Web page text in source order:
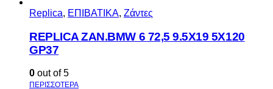
Replica, ΕΠΙΒΑΤΙΚΑ, Ζάντες
REPLICA ZAN.BMW 6 72,5 9.5X19 5X120
GP37
0 out of 5